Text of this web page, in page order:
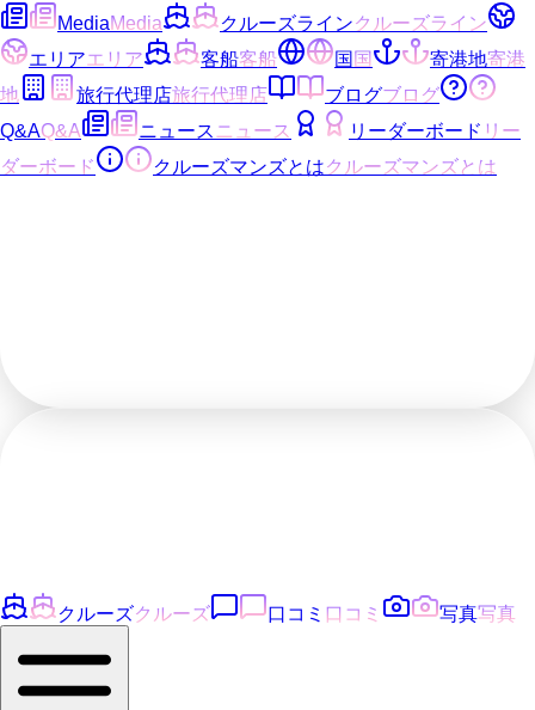
MediaMedia クルーズラインクルーズライン
エリアエリア 客船客船 国国 寄港地寄港
地
旅行代理店旅行代理店 ブログブログ
Q&AQ&A ニュース ニュース リーダーボード リー
ダーボード
クルーズマンズとはクルーズマンズとは
クルーズクルーズ 口コミ 口コミ 写真写真